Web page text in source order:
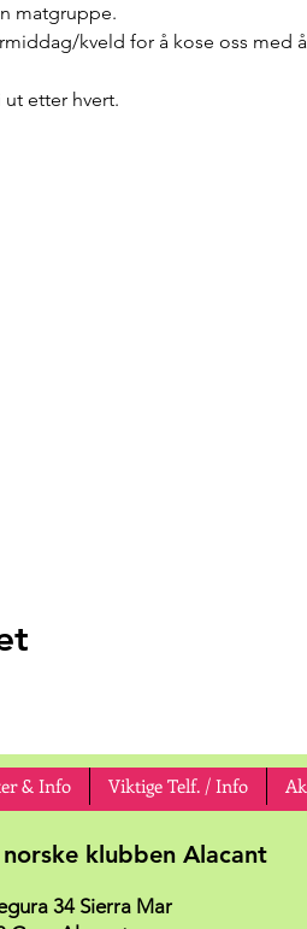
matgruppe.
kveld for å kose oss med
etter hvert.
norske klubben Alacant
34 Sierra Mar
& Info Viktige Telf. / Info